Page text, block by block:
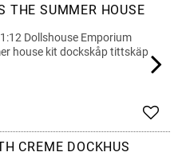
THE SUMMER HOUSE
Dollshouse Emporium
house kit dockskåp tittskäp
Add
CREME DOCKHUS